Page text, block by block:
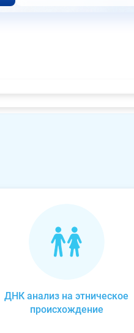
ДНК анализ на этническое
происхождение